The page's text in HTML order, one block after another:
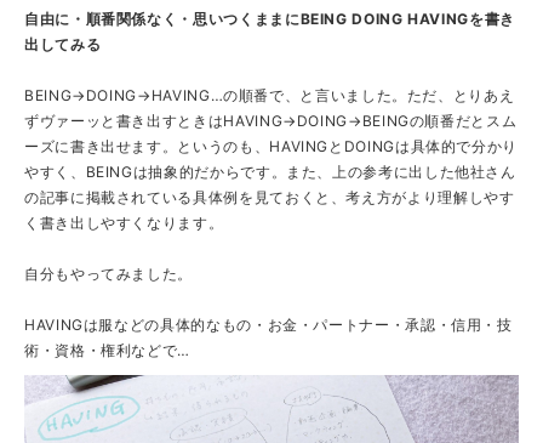
自由に・順番関係なく・思いつくままにBEING DOING HAVINGを書き
出してみる
BEING→DOING→HAVING…の順番で、と言いました。ただ、とりあえ
ずヴァーッと書き出すときはHAVING→DOING→BEINGの順番だとスム
ーズに書き出せます。というのも、HAVINGとDOINGは具体的で分かり
やすく、BEINGは抽象的だからです。また、上の参考に出した他社さん
の記事に掲載されている具体例を見ておくと、考え方がより理解しやす
く書き出しやすくなります。
自分もやってみました。
HAVINGは服などの具体的なもの・お金・パートナー・承認・信用・技
術・資格・権利などで…